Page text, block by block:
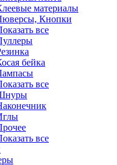
материалы
Кнопки
все
бейка
все
все